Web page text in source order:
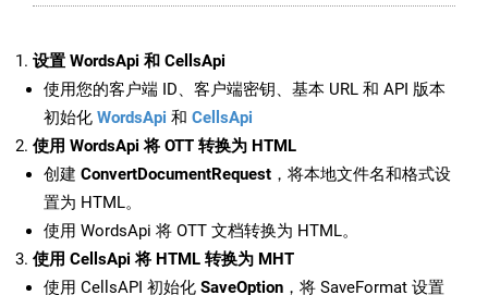
设置 WordsApi 和 CellsApi
使用您的客户端 ID、客户端密钥、基本 URL 和 API 版本
初始化 WordsApi 和 CellsApi
使用 WordsApi 将 OTT 转换为 HTML
创建 ConvertDocumentRequest ，将本地文件名和格式设
置为 HTML。
使用 WordsApi 将 OTT 文档转换为 HTML。
使用 CellsApi 将 HTML 转换为 MHT
使用 CellsAPI 初始化 SaveOption ，将 SaveFormat 设置